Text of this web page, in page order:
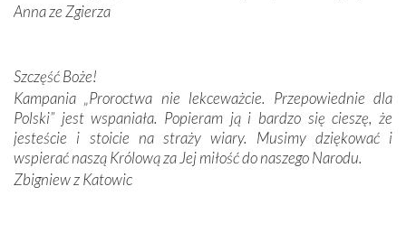
W miejscu objawień Matki Bożej zapaliliśmy świece
Podczas tej kilkudniowej wyprawy na każdym kroku
spotykaliśmy się z serdeczną otwartością
Portugalczyków. Podziwialiśmy ich ludową sztukę i
zwyczaje. Mimo że nasze kraje są od siebie bardzo
oddalone, w żaden sposób nie czuliśmy się obco.
Sprawiła to oczywiście sama Matka Boża, ale też
kulturowa bliskość biorąca swój początek w naszej
Anna ze Zgierza
Szczęść Boże!
Kampania „Proroctwa nie lekceważcie. Przepowiednie dla
Polski” jest wspaniała. Popieram ją i bardzo się cieszę, że
jesteście i stoicie na straży wiary. Musimy dziękować i
wspierać naszą Królową za Jej miłość do naszego Narodu.
Zbigniew z Katowic